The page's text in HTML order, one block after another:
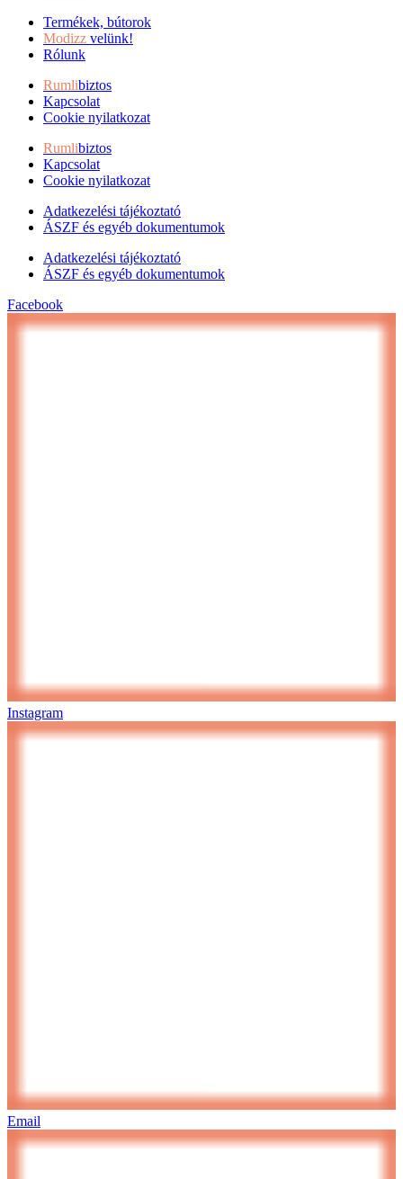
Termékek, bútorok
Modizz velünk!
Rólunk
Rumlibiztos
Kapcsolat
Cookie nyilatkozat
Rumlibiztos
Kapcsolat
Cookie nyilatkozat
Adatkezelési tájékoztató
ÁSZF és egyéb dokumentumok
Adatkezelési tájékoztató
ÁSZF és egyéb dokumentumok
Facebook
Instagram
Email